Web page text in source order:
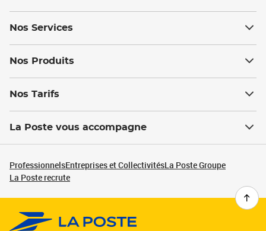
Nos Services
Nos Produits
Nos Tarifs
La Poste vous accompagne
ProfessionnelsEntreprises et CollectivitésLa Poste Groupe
La Poste recrute